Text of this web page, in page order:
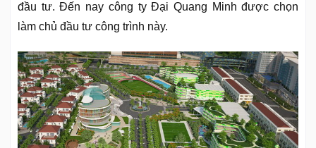
đầu tư. Đến nay công ty Đại Quang Minh được chọn
làm chủ đầu tư công trình này.